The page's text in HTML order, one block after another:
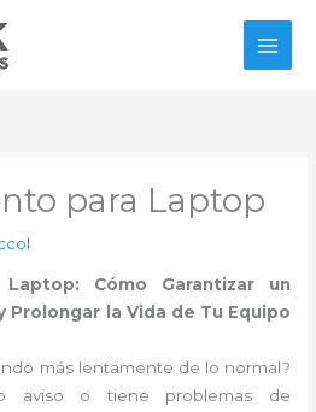
para Laptop
Cómo Garantizar un
Prolongar la Vida de Tu Equipo
más lentamente de lo normal?
aviso o tiene problemas de